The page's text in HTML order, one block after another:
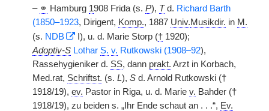
– ⚭ Hamburg 1908 Frida (s. P), Td. Richard Barth
(1850–1923, Dirigent, Komp., 1887 Univ.Musikdir. in M.
(s. NDB I), u. d. Marie Storp († 1920);
Adoptiv-S Lothar S. v. Rutkowski (1908–92),
Rassehygieniker d. SS, dann prakt. Arzt in Korbach,
Med.rat, Schriftst. (s. L), S d. Arnold Rutkowski (†
1918/19), ev. Pastor in Riga, u. d. Marie v. Bahder (†
1918/19), zu beiden s. „Ihr Ende schaut an . . .“, Ev.